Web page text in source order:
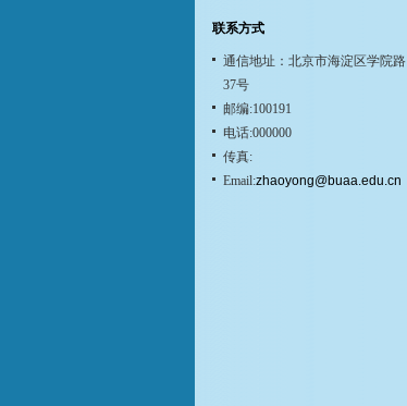
联系方式
通信地址：北京市海淀区学院路
37号
邮编:100191
电话:000000
传真:
Email:zhaoyong@buaa.edu.cn